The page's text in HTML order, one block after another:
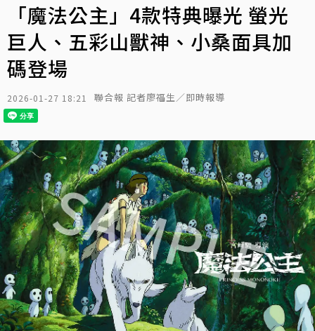
「魔法公主」4款特典曝光 螢光
巨人、五彩山獸神、小桑面具加
碼登場
2026-01-27 18:21 聯合報 記者廖福生／即時報導